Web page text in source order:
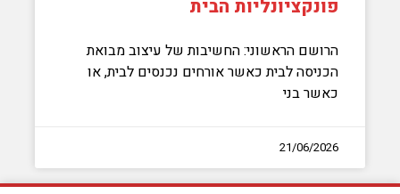
פונקציונליות הבית
הרושם הראשוני: החשיבות של עיצוב מבואת
הכניסה לבית כאשר אורחים נכנסים לבית, או
כאשר בני
21/06/2026